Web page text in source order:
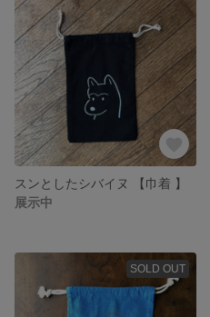
スンとしたシバイヌ 【巾着 】
展示中
SOLD OUT